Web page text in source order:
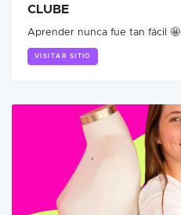
CLUBE
Aprender nunca fue tan fácil 🤩
VISITAR SITIO